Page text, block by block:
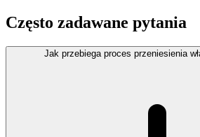
Często zadawane pytania
Jak przebiega proces przeniesienia